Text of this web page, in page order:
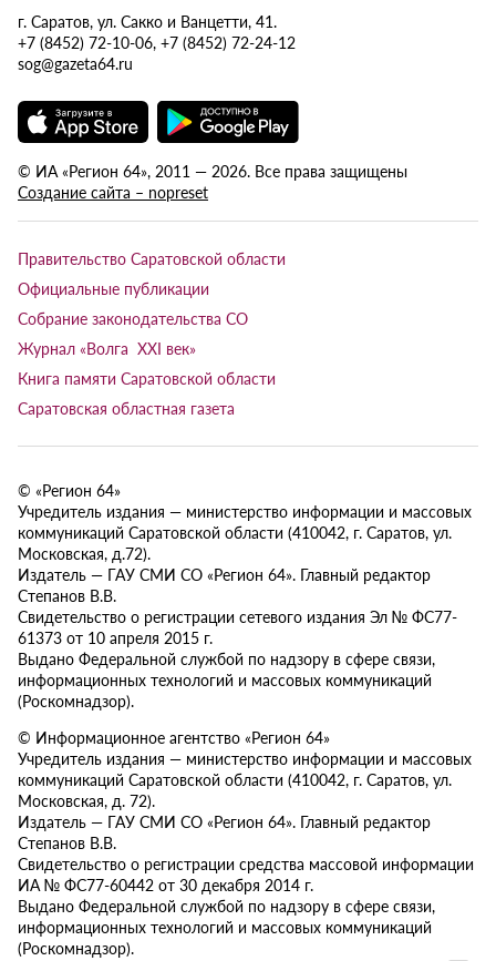
г. Саратов, ул. Сакко и Ванцетти, 41.
+7 (8452) 72-10-06, +7 (8452) 72-24-12
sog@gazeta64.ru
© ИА «Регион 64», 2011 — 2026. Все права защищены
Создание сайта – nopreset
Правительство Саратовской области
Официальные публикации
Собрание законодательства СО
Журнал «Волга XXI век»
Книга памяти Саратовской области
Саратовская областная газета
© «Регион 64»
Учредитель издания — министерство информации и массовых
коммуникаций Саратовской области (410042, г. Саратов, ул.
Московская, д.72).
Издатель — ГАУ СМИ СО «Регион 64». Главный редактор
Степанов В.В.
Свидетельство о регистрации сетевого издания Эл № ФС77-
61373 от 10 апреля 2015 г.
Выдано Федеральной службой по надзору в сфере связи,
информационных технологий и массовых коммуникаций
(Роскомнадзор).
© Информационное агентство «Регион 64»
Учредитель издания — министерство информации и массовых
коммуникаций Саратовской области (410042, г. Саратов, ул.
Московская, д. 72).
Издатель — ГАУ СМИ СО «Регион 64». Главный редактор
Степанов В.В.
Свидетельство о регистрации средства массовой информации
ИА № ФС77-60442 от 30 декабря 2014 г.
Выдано Федеральной службой по надзору в сфере связи,
информационных технологий и массовых коммуникаций
(Роскомнадзор).